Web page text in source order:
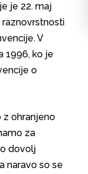
je 22. maj
V
1996, ko je
o
z ohranjeno
za
dovolj
naravo so se